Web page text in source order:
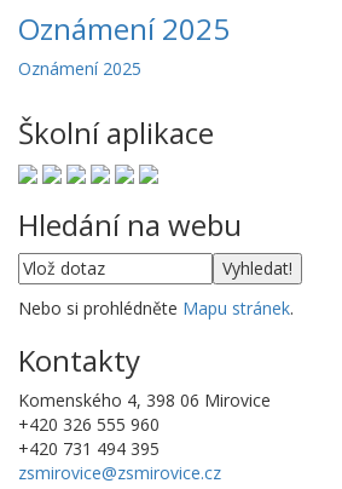
Oznámení 2025
Oznámení 2025
Školní aplikace
Hledání na webu
Nebo si prohlédněte Mapu stránek.
Kontakty
Komenského 4, 398 06 Mirovice
+420 326 555 960
+420 731 494 395
zsmirovice@zsmirovice.cz